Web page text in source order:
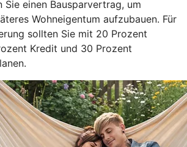
Sie einen Bausparvertrag, um
Wohneigentum aufzubauen. Für
sollten Sie mit 20 Prozent
Kredit und 30 Prozent